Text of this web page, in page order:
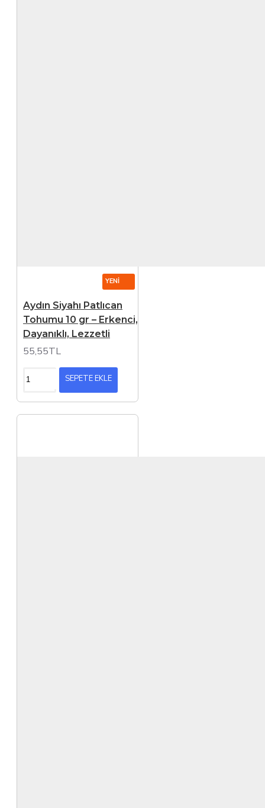
YENI
Aydın Siyahı Patlıcan
Tohumu 10 gr – Erkenci,
Dayanıklı, Lezzetli
55,55TL
SEPETE EKLE